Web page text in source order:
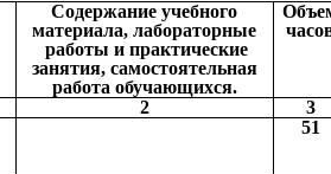
Содержание учебного
материала, лабораторные
работы и практические
занятия, самостоятельная
работа обучающихся.
2
3
51